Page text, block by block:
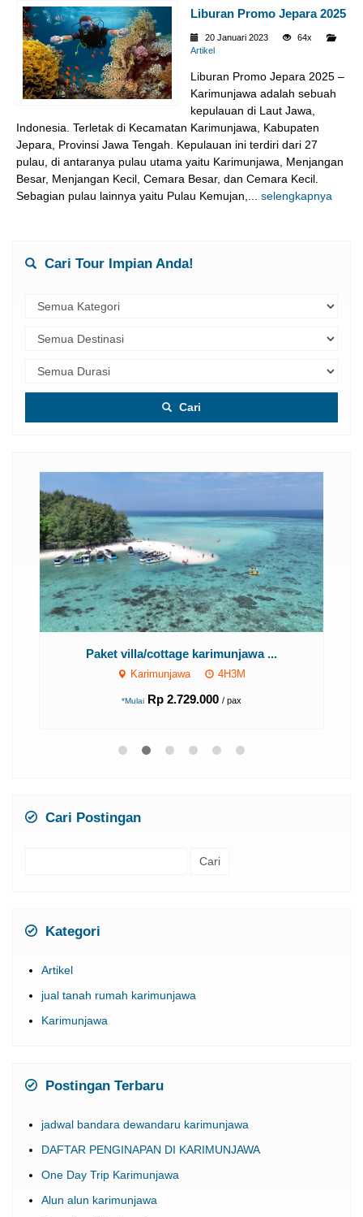
Liburan Promo Jepara 2025
20 Januari 2023
64x
Artikel
Liburan Promo Jepara 2025 –
Karimunjawa adalah sebuah
kepulauan di Laut Jawa,
Indonesia. Terletak di Kecamatan Karimunjawa, Kabupaten
Jepara, Provinsi Jawa Tengah. Kepulauan ini terdiri dari 27
pulau, di antaranya pulau utama yaitu Karimunjawa, Menjangan
Besar, Menjangan Kecil, Cemara Besar, dan Cemara Kecil.
Sebagian pulau lainnya yaitu Pulau Kemujan,... selengkapnya
Cari Tour Impian Anda!
Cari
Paket villa/cottage karimunjawa ...
Karimunjawa 4H3M
*Mulai Rp 2.729.000 / pax
Cari Postingan
Kategori
Artikel
jual tanah rumah karimunjawa
Karimunjawa
Postingan Terbaru
jadwal bandara dewandaru karimunjawa
DAFTAR PENGINAPAN DI KARIMUNJAWA
One Day Trip Karimunjawa
Alun alun karimunjawa